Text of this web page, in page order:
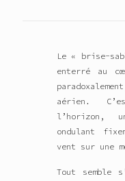
Le « brise-
enterré au
aérien.
l’horizon,
ondulant
vent sur une
Tout semble